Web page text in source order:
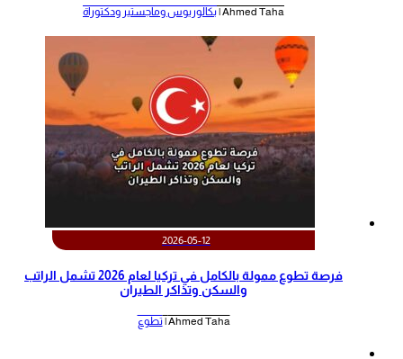
Ahmed Taha | بكالوريوس وماجستير ودكتوراة
2026-05-12
‫فرصة تطوع ممولة بالكامل في تركيا لعام 2026 تشمل الراتب
والسكن وتذاكر الطيران‬
Ahmed Taha | تطوع